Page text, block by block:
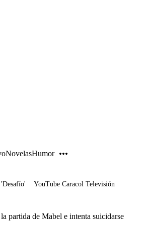
NovelasHumor
YouTube Caracol Televisión
partida de Mabel e intenta suicidarse